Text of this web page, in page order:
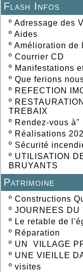
Flash Infos
º Adressage des
º Aides
º Amélioration de
º Courrier CD
º Manifestations
º Que ferions
º REFECTION
º
TREBAIX
º Rendez-vous à"
º Réalisations
º Sécurité
º UTILISATION
BRUYANTS
Patrimoine
º Constructions
º JOURNEES DU
º Le retable de
º Réparation
º UN VILLAGE
º UNE VIEILLE
º visites